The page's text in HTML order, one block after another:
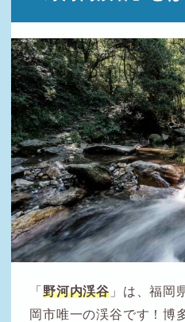
「野河内渓谷 」は、福岡
岡市唯一の渓谷です！博